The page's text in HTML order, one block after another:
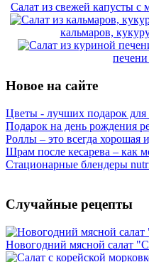
Салат из свежей капусты с
кальмаров,
Новое на сайте
Цветы - лучших подарок для
Подарок на день рождения
Роллы – это всегда хорошая
Шрам после кесарева – как
Стационарные блендеры
Случайные рецепты
Новогодний мясной салат